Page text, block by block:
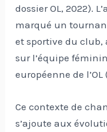
dossier OL, 2022).
marqué un
et sportive du
sur l’équipe
européenne de
Ce contexte de
s’ajoute aux